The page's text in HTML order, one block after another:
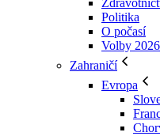
Politika
O počasí
Volby 2026
Zahraničí
Evropa